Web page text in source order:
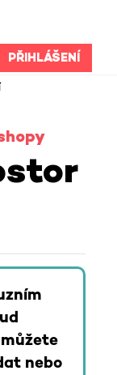
PŘIHLÁŠENÍ
nebo